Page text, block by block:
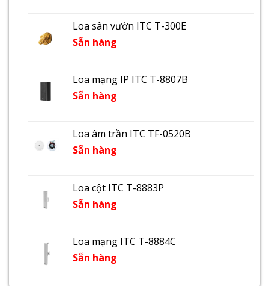
Loa sân vườn ITC T-300E
Sẵn hàng
Loa mạng IP ITC T-8807B
Sẵn hàng
Loa âm trần ITC TF-0520B
Sẵn hàng
Loa cột ITC T-8883P
Sẵn hàng
Loa mạng ITC T-8884C
Sẵn hàng